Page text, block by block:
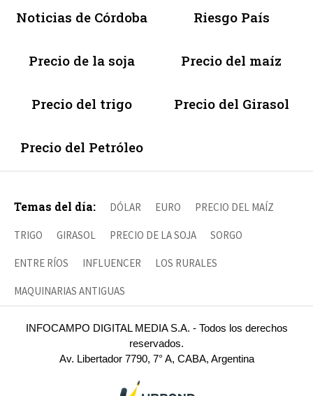
Noticias de Córdoba Riesgo País
Precio de la soja Precio del maíz
Precio del trigo Precio del Girasol
Precio del Petróleo
Temas del día: DÓLAR EURO PRECIO DEL MAÍZ
TRIGO GIRASOL PRECIO DE LA SOJA SORGO
ENTRE RÍOS INFLUENCER LOS RURALES
MAQUINARIAS ANTIGUAS
INFOCAMPO DIGITAL MEDIA S.A. - Todos los derechos
reservados.
Av. Libertador 7790, 7° A, CABA, Argentina